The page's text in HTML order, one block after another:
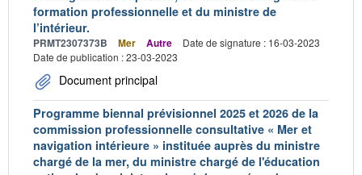
formation professionnelle et du ministre de
l’intérieur.
PRMT2307373B Mer Autre
Date de signature : 16-03-2023
Date de publication : 23-03-2023
Document principal
Programme biennal prévisionnel 2025 et 2026 de la
commission professionnelle consultative « Mer et
navigation intérieure » instituée auprès du ministre
chargé de la mer, du ministre chargé de l'éducation